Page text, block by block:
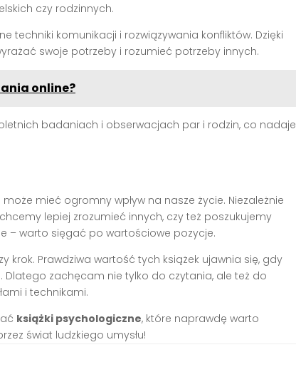
czy rodzinnych.
techniki komunikacji i rozwiązywania konfliktów. Dzięki
swoje potrzeby i rozumieć potrzeby innych.
online?
badaniach i obserwacjach par i rodzin, co nadaje
może mieć ogromny wpływ na nasze życie. Niezależnie
lepiej zrozumieć innych, czy też poszukujemy
– warto sięgać po wartościowe pozycje.
krok. Prawdziwa wartość tych książek ujawnia się, gdy
zachęcam nie tylko do czytania, ale też do
i technikami.
książki psychologiczne, które naprawdę warto
świat ludzkiego umysłu!